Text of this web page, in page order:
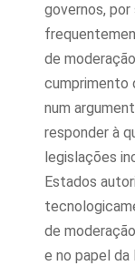
governos, por
de
cumprimento
num
responder à
legislações
Estados
de
e no papel